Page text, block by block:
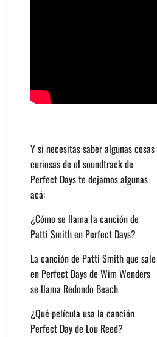
Y si necesitas saber algunas cosas
curiosas de el soundtrack de
Perfect Days te dejamos algunas
acá:
¿Cómo se llama la canción de
Patti Smith en Perfect Days?
La canción de Patti Smith que sale
en Perfect Days de Wim Wenders
se llama Redondo Beach
¿Qué película usa la canción
Perfect Day de Lou Reed?